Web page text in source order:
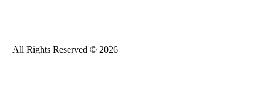
All Rights Reserved © 2026